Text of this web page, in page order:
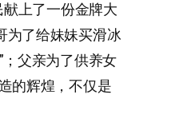
上了一份金牌大
为了给妹妹买滑冰
父亲为了供养女
的辉煌，不仅是